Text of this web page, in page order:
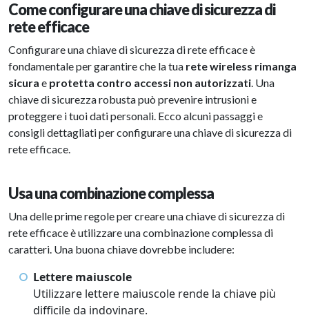
Come configurare una chiave di sicurezza di
rete efficace
Configurare una chiave di sicurezza di rete efficace è
fondamentale per garantire che la tua rete wireless rimanga
sicura e protetta contro accessi non autorizzati. Una
chiave di sicurezza robusta può prevenire intrusioni e
proteggere i tuoi dati personali. Ecco alcuni passaggi e
consigli dettagliati per configurare una chiave di sicurezza di
rete efficace.
Usa una combinazione complessa
Una delle prime regole per creare una chiave di sicurezza di
rete efficace è utilizzare una combinazione complessa di
caratteri. Una buona chiave dovrebbe includere:
Lettere maiuscole
Utilizzare lettere maiuscole rende la chiave più
difficile da indovinare.